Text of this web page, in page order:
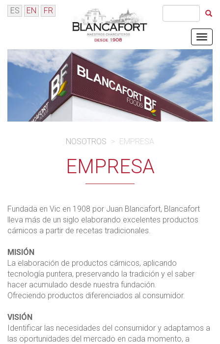
ES EN FR
Menú
NOSOTROS > EMPRESA
EMPRESA
Fundada en Vic en 1908 por Juan Blancafort, Blancafort
lleva más de un siglo elaborando excelentes productos
cárnicos a partir de recetas tradicionales.
MISIÓN
La elaboración de productos cárnicos, aplicando
tecnología puntera, preservando la tradición y el saber
hacer acumulado desde nuestra fundación.
Ofreciendo productos diferenciados al consumidor.
VISIÓN
Identificar las necesidades del consumidor y adaptamos a
las oportunidades del mercado en cada momento, a